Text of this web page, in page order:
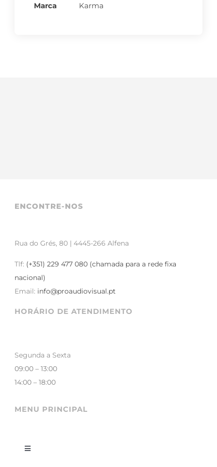
Marca Karma
ENCONTRE-NOS
Rua do Grés, 80 | 4445-266 Alfena
Tlf: (+351) 229 477 080 (chamada para a rede fixa
nacional)
Email: info@proaudiovisual.pt
HORÁRIO DE ATENDIMENTO
Segunda a Sexta
09:00 – 13:00
14:00 – 18:00
MENU PRINCIPAL
Toggle